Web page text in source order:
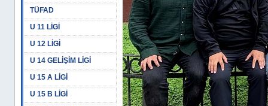
TÜFAD
U 11 LİGİ
U 12 LİGİ
U 14 GELİŞİM LİGİ
U 15 A LİGİ
U 15 B LİGİ